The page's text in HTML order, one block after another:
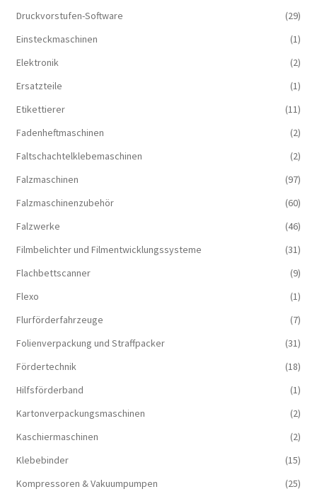
Druckvorstufen-Software
(29)
Einsteckmaschinen
(1)
Elektronik
(2)
Ersatzteile
(1)
Etikettierer
(11)
Fadenheftmaschinen
(2)
Faltschachtelklebemaschinen
(2)
Falzmaschinen
(97)
Falzmaschinenzubehör
(60)
Falzwerke
(46)
Filmbelichter und Filmentwicklungssysteme
(31)
Flachbettscanner
(9)
Flexo
(1)
Flurförderfahrzeuge
(7)
Folienverpackung und Straffpacker
(31)
Fördertechnik
(18)
Hilfsförderband
(1)
Kartonverpackungsmaschinen
(2)
Kaschiermaschinen
(2)
Klebebinder
(15)
Kompressoren & Vakuum­pumpen
(25)